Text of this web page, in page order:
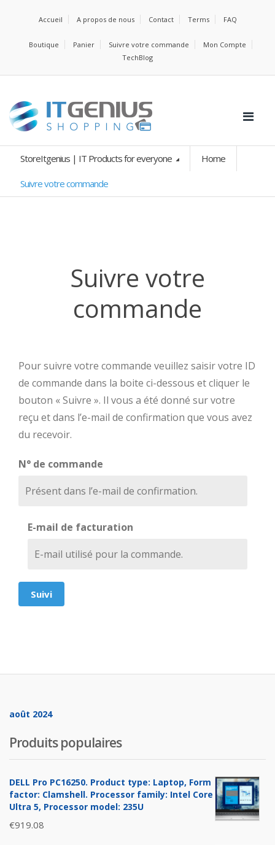
Accueil A propos de nous Contact Terms FAQ
Boutique Panier Suivre votre commande
Mon Compte
TechBlog
StoreItgenius | IT Products for everyone Home
Suivre votre commande
Suivre votre
commande
Pour suivre votre commande veuillez saisir votre ID
de commande dans la boite ci-dessous et cliquer le
bouton « Suivre ». Il vous a été donné sur votre
reçu et dans l’e-mail de confirmation que vous avez
du recevoir.
N° de commande
E-mail de facturation
Suivi
août 2024
Produits populaires
DELL Pro PC16250. Product type: Laptop, Form
factor: Clamshell. Processor family: Intel Core
Ultra 5, Processor model: 235U
€919.08